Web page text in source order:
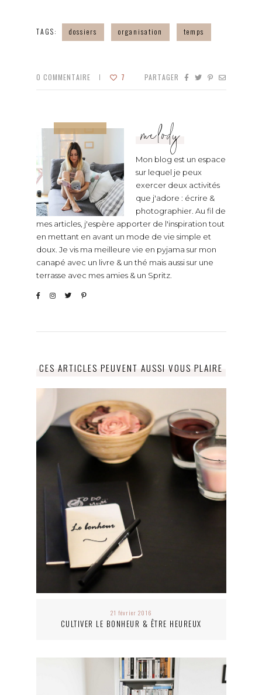
TAGS: dossiers organisation temps
0 COMMENTAIRE 7 PARTAGER
melody
Mon blog est un espace
sur lequel je peux
exercer deux activités
que j'adore : écrire &
photographier. Au fil de
mes articles, j'espère apporter de l'inspiration tout
en mettant en avant un mode de vie simple et
doux. Je vis ma meilleure vie en pyjama sur mon
canapé avec un livre & un thé mais aussi sur une
terrasse avec mes amies & un Spritz.
CES ARTICLES PEUVENT AUSSI VOUS PLAIRE
21 février 2016
CULTIVER LE BONHEUR & ÊTRE HEUREUX